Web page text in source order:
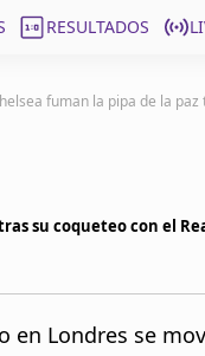
RESULTADOS
fuman la pipa de la
su coqueteo con el
en Londres se